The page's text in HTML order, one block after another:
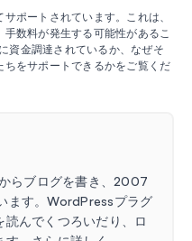
ポートされています。これは、
数料が発生する可能性があるこ
資金調達されているか、なぜそ
をサポートできるかをご覧くだ
らブログを書き、2007
ます。WordPressプラグ
んでくつろいだり、ロ